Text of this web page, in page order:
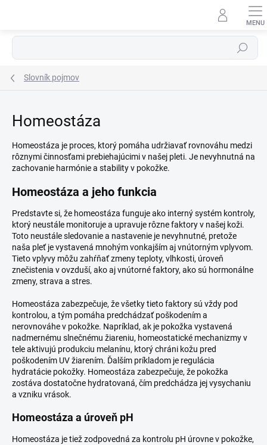
Hľadať
Slovník pojmov
Homeostáza
Homeostáza je proces, ktorý pomáha udržiavať rovnováhu medzi
rôznymi činnosťami prebiehajúcimi v našej pleti. Je nevyhnutná na
zachovanie harmónie a stability v pokožke.
Homeostáza a jeho funkcia
Predstavte si, že homeostáza funguje ako interný systém kontroly,
ktorý neustále monitoruje a upravuje rôzne faktory v našej koži.
Toto neustále sledovanie a nastavenie je nevyhnutné, pretože
naša pleť je vystavená mnohým vonkajším aj vnútorným vplyvom.
Tieto vplyvy môžu zahŕňať zmeny teploty, vlhkosti, úroveň
znečistenia v ovzduší, ako aj vnútorné faktory, ako sú hormonálne
zmeny, strava a stres.
Homeostáza zabezpečuje, že všetky tieto faktory sú vždy pod
kontrolou, a tým pomáha predchádzať poškodením a
nerovnováhe v pokožke. Napríklad, ak je pokožka vystavená
nadmernému slnečnému žiareniu, homeostatické mechanizmy v
tele aktivujú produkciu melanínu, ktorý chráni kožu pred
poškodením UV žiarením. Ďalším príkladom je regulácia
hydratácie pokožky. Homeostáza zabezpečuje, že pokožka
zostáva dostatočne hydratovaná, čím predchádza jej vysychaniu
a vzniku vrások.
Homeostáza a úroveň pH
Homeostáza je tiež zodpovedná za kontrolu pH úrovne v pokožke,